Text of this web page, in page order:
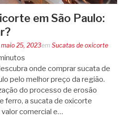
em São Paulo:
maio 25, 2023em Sucatas de oxicorte
onde comprar sucata de
pelo melhor preço da região.
do processo de erosão
ferro, a sucata de oxicorte
comercial e…